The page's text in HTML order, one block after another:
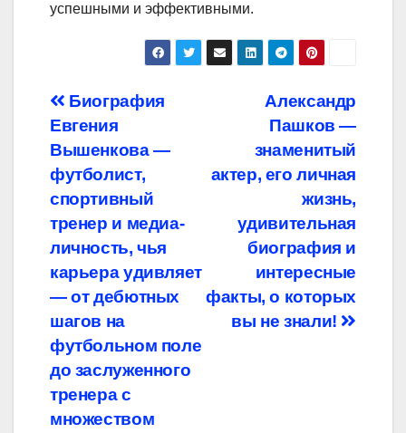
успешными и эффективными.
Навигация
по
записям
Александр
Пашков —
знаменитый
актер, его личная
жизнь,
удивительная
биография и
интересные
факты, о которых
вы не знали!
Биография
Евгения
Вышенкова —
футболист,
спортивный
тренер и медиа-
личность, чья
карьера удивляет
— от дебютных
шагов на
футбольном поле
до заслуженного
тренера с
множеством